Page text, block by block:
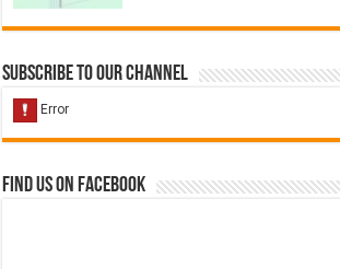
Subscribe to our Channel
Find us on Facebook